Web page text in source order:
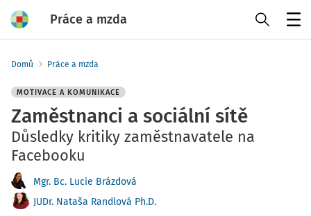
Práce a mzda
Domů Práce a mzda
MOTIVACE A KOMUNIKACE
Zaměstnanci a sociální sítě
Důsledky kritiky zaměstnavatele na
Facebooku
Mgr. Bc. Lucie Brázdová
JUDr. Nataša Randlová Ph.D.